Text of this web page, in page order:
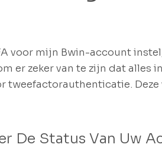
voor mijn Bwin-account
er zeker van te zijn dat alles
tweefactorauthenticatie.
De Status Van Uw